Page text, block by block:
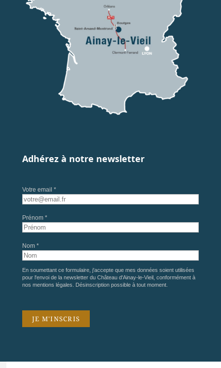
Adhérez à notre newsletter
Votre email *
Prénom *
Nom *
En soumettant ce formulaire, j'accepte que mes données soient utilisées
pour l'envoi de la newsletter du Château d'Ainay-le-Vieil, conformément à
nos mentions légales . Désinscription possible à tout moment.